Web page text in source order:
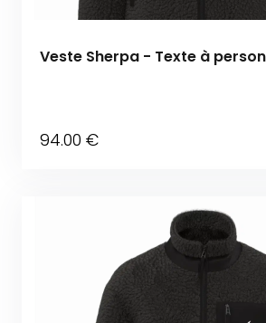
Veste Sherpa - Texte à
94.00 €